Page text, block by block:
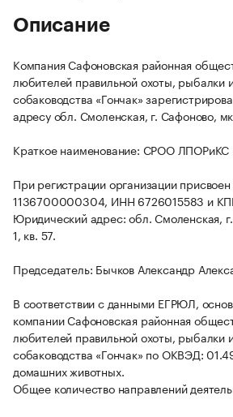
Описание
Компания Сафоновская районная
любителей правильной охоты, рыбалки
собаководства «Гончак»
адресу обл. Смоленская, г. Сафоново,
Краткое наименование: СРОО ЛПОРиКС
При регистрации организации
1136700000304, ИНН 6726015583 и
Юридический адрес: обл. Смоленская,
1, кв. 57.
Председатель: Бычков Александр
В соответствии с данными ЕГРЮЛ,
компании Сафоновская районная
любителей правильной охоты, рыбалки
собаководства «Гончак» по ОКВЭД:
домашних животных.
Общее количество направлений